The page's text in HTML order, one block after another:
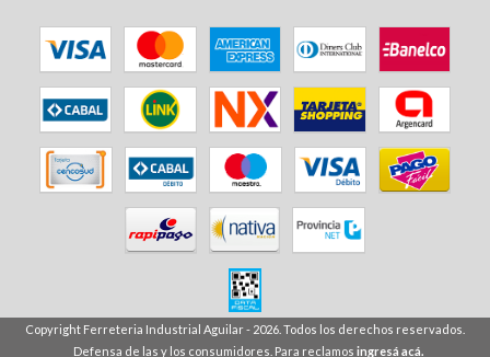
Copyright Ferreteria Industrial Aguilar - 2026. Todos los derechos reservados.
Defensa de las y los consumidores. Para reclamos ingresá acá.